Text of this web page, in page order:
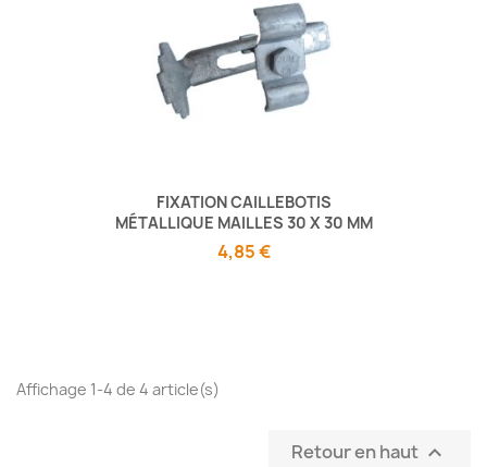
FIXATION CAILLEBOTIS
MÉTALLIQUE MAILLES 30 X 30 MM
4,85 €
Affichage 1-4 de 4 article(s)
Retour en haut 